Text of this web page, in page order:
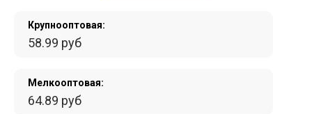
Крупнооптовая:
58.99 руб
Мелкооптовая:
64.89 руб